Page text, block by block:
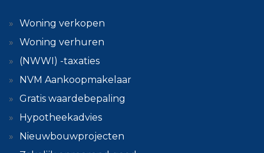
Woning verkopen
Woning verhuren
(NWWI) -taxaties
NVM Aankoopmakelaar
Gratis waardebepaling
Hypotheekadvies
Nieuwbouwprojecten